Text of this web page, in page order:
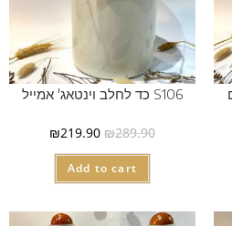
S106 כד לחלב וינטאג' אמייל
₪289.90
₪219.90
Add to cart